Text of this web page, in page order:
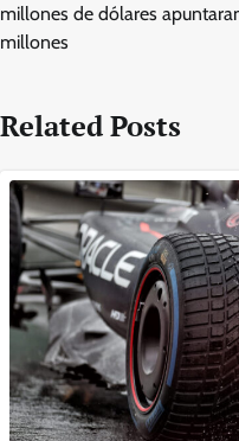
millones de dólares
millones
Related Posts